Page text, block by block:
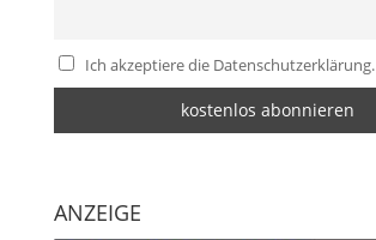
Ich akzeptiere die Datenschutzerklärung.
ANZEIGE